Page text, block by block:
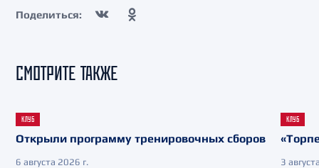
Поделиться:
СМОТРИТЕ ТАКЖЕ
КЛУБ
Открыли программу тренировочных сборов
6 августа 2026 г.
КЛУБ
3